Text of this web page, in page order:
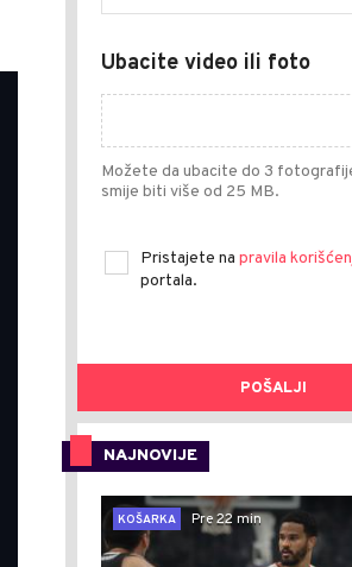
Ubacite video ili foto
Možete da ubacite do 3
smije biti više od 25 MB.
Pristajete na pravila
portala.
POŠALJI
NAJNOVIJE
KOŠARKA
Pre 22 min